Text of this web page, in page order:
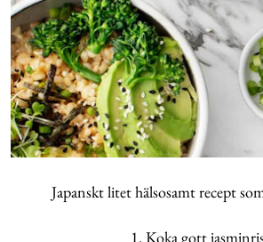
Japanskt litet hälsosamt recept
1. Koka gott